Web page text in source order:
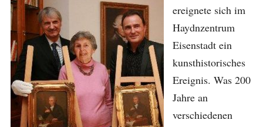
ereignete sich im
Haydnzentrum
Eisenstadt ein
kunsthistorisches
Ereignis. Was 200
Jahre an
verschiedenen